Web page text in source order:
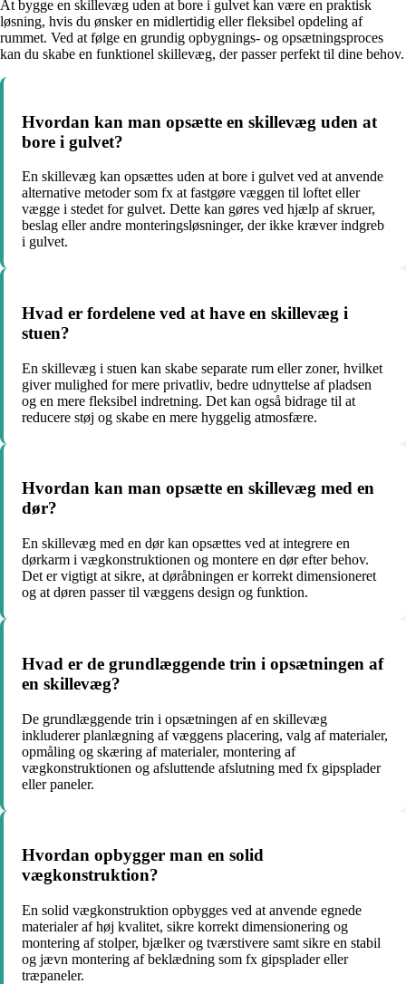
At bygge en skillevæg uden at bore i gulvet kan være en praktisk
løsning, hvis du ønsker en midlertidig eller fleksibel opdeling af
rummet. Ved at følge en grundig opbygnings- og opsætningsproces
kan du skabe en funktionel skillevæg, der passer perfekt til dine behov.
Hvordan kan man opsætte en skillevæg uden at
bore i gulvet?
En skillevæg kan opsættes uden at bore i gulvet ved at anvende
alternative metoder som fx at fastgøre væggen til loftet eller
vægge i stedet for gulvet. Dette kan gøres ved hjælp af skruer,
beslag eller andre monteringsløsninger, der ikke kræver indgreb
i gulvet.
Hvad er fordelene ved at have en skillevæg i
stuen?
En skillevæg i stuen kan skabe separate rum eller zoner, hvilket
giver mulighed for mere privatliv, bedre udnyttelse af pladsen
og en mere fleksibel indretning. Det kan også bidrage til at
reducere støj og skabe en mere hyggelig atmosfære.
Hvordan kan man opsætte en skillevæg med en
dør?
En skillevæg med en dør kan opsættes ved at integrere en
dørkarm i vægkonstruktionen og montere en dør efter behov.
Det er vigtigt at sikre, at døråbningen er korrekt dimensioneret
og at døren passer til væggens design og funktion.
Hvad er de grundlæggende trin i opsætningen af
en skillevæg?
De grundlæggende trin i opsætningen af en skillevæg
inkluderer planlægning af væggens placering, valg af materialer,
opmåling og skæring af materialer, montering af
vægkonstruktionen og afsluttende afslutning med fx gipsplader
eller paneler.
Hvordan opbygger man en solid
vægkonstruktion?
En solid vægkonstruktion opbygges ved at anvende egnede
materialer af høj kvalitet, sikre korrekt dimensionering og
montering af stolper, bjælker og tværstivere samt sikre en stabil
og jævn montering af beklædning som fx gipsplader eller
træpaneler.